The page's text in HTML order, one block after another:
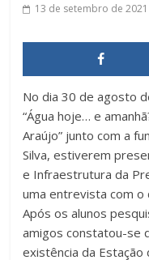
13 de setembro de 2021
No dia 30 de agosto
“Água hoje… e
Araújo” junto com a
Silva, estiverem
e Infraestrutura da
uma entrevista com
Após os alunos
amigos constatou-se
existência da